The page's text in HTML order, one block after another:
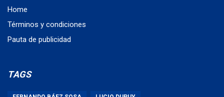
Home
Términos y condiciones
Pauta de publicidad
TAGS